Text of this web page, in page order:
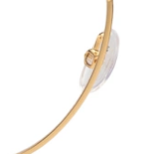
Lencseszélesség